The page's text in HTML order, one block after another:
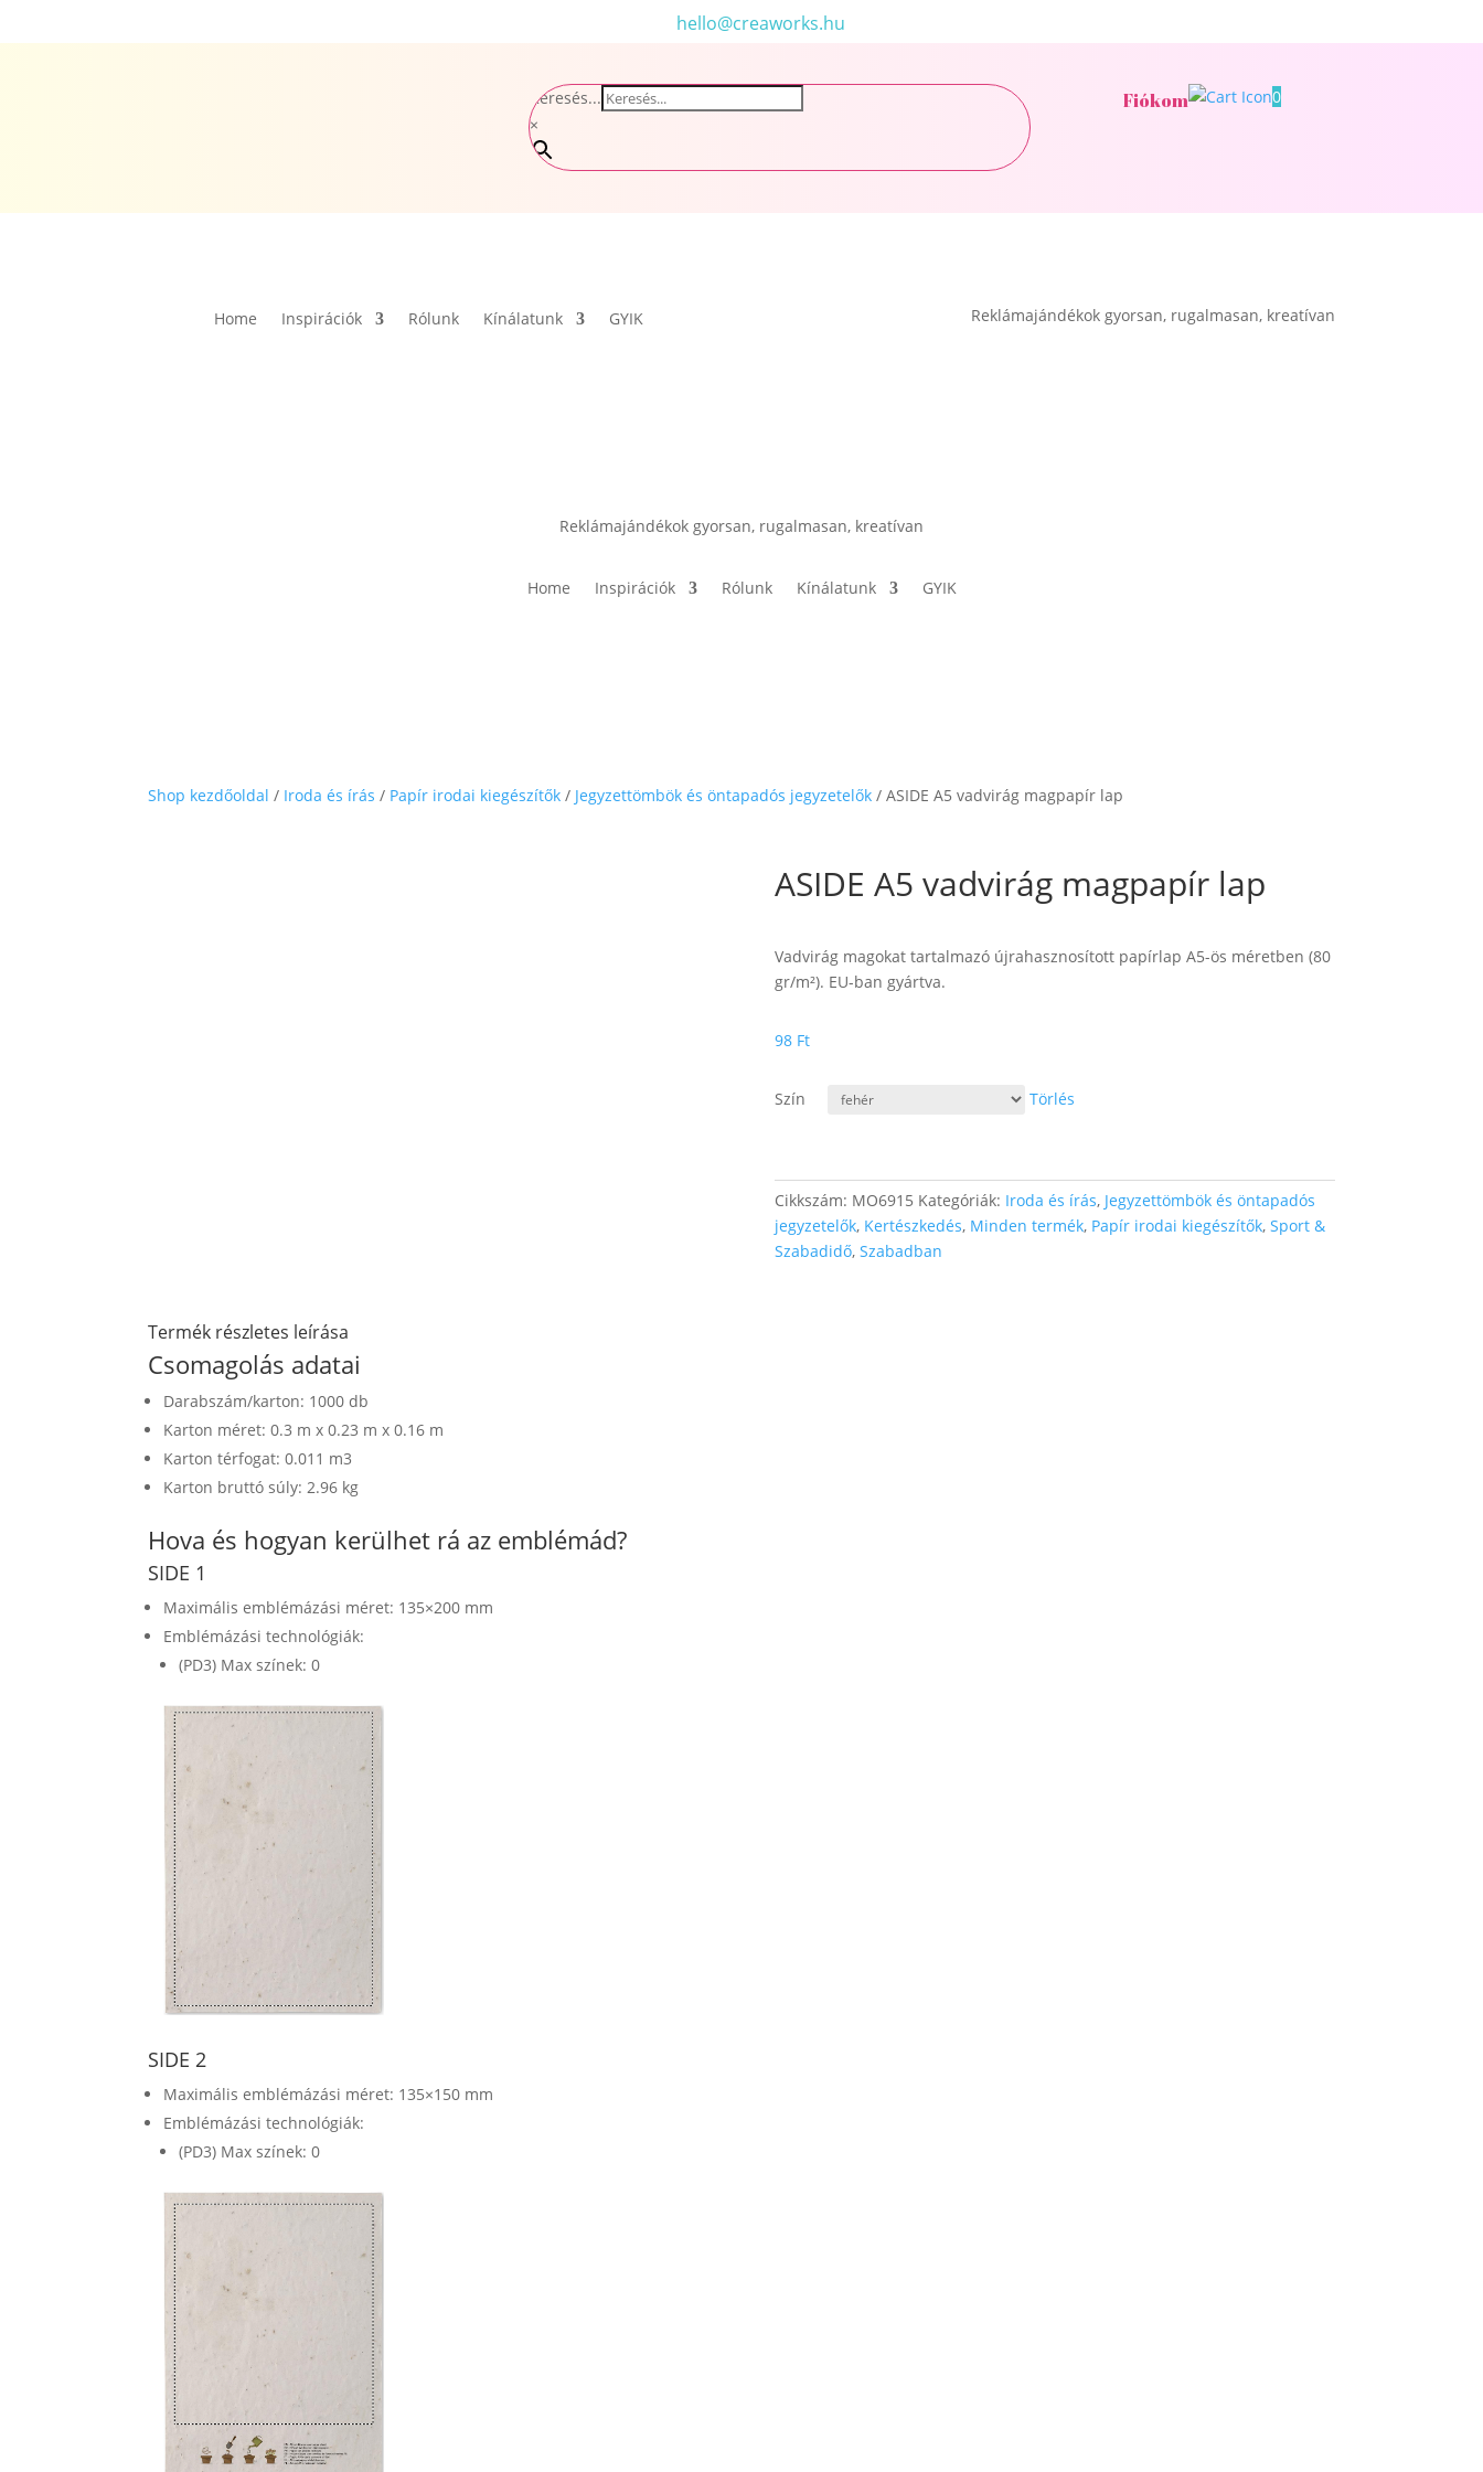
hello@creaworks.hu
Keresés...
×
Fiókom 0
Home Inspirációk Rólunk Kínálatunk GYIK Reklámajándékok gyorsan, rugalmasan, kreatívan
Reklámajándékok gyorsan, rugalmasan, kreatívan
Home Inspirációk Rólunk Kínálatunk GYIK
Shop kezdőoldal / Iroda és írás / Papír irodai kiegészítők / Jegyzettömbök és öntapadós jegyzetelők / ASIDE A5 vadvirág magpapír lap
ASIDE A5 vadvirág magpapír lap
Vadvirág magokat tartalmazó újrahasznosított papírlap A5-ös méretben (80
gr/m²). EU-ban gyártva.
98 Ft
Szín Törlés
Cikkszám: MO6915 Kategóriák: Iroda és írás, Jegyzettömbök és öntapadós
jegyzetelők, Kertészkedés, Minden termék, Papír irodai kiegészítők, Sport &
Szabadidő, Szabadban
Termék részletes leírása
Csomagolás adatai
Darabszám/karton: 1000 db
Karton méret: 0.3 m x 0.23 m x 0.16 m
Karton térfogat: 0.011 m3
Karton bruttó súly: 2.96 kg
Hova és hogyan kerülhet rá az emblémád?
SIDE 1
Maximális emblémázási méret: 135×200 mm
Emblémázási technológiák:
(PD3) Max színek: 0
SIDE 2
Maximális emblémázási méret: 135×150 mm
Emblémázási technológiák:
(PD3) Max színek: 0